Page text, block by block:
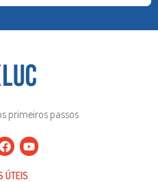
primeiros passos
ÚTEIS